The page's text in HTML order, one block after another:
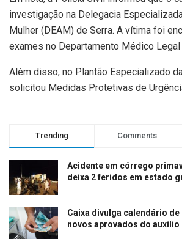
investigação na Delegacia
Mulher (DEAM) de Serra. A vítima foi
exames no Departamento Médico Legal
Além disso, no Plantão Especializado
solicitou Medidas Protetivas de
Trending Comments
Acidente em córrego
deixa 2 feridos em estado
Caixa divulga calendário de
novos aprovados do auxílio